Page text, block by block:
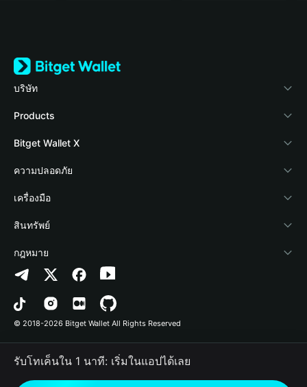
บริษัท
เกี่ยวกับ Bitget Wallet
Blog
Academy
ข่าวสารด้านคริปโต
ศูนย์ช่วยเหลือ
ติดต่อเรา
ทรัพยากรข้อมูลของแบรนด์
อาชีพ
Products
Crypto Card
Stablecoin Earn
Payfi Crypto
Crypto Swap API
Altcoin Season Index
Prediction Markets
DApp
RWA
Bitget Wallet X
นักพัฒนา
เชื่อมต่อ Wallet
Bitget Wallet Pay
ลิสต์โปรเจกต์
ความปลอดภัย
Protection Fund
เทคโนโลยีความปลอดภัย
เครื่องมือ
ซื้อคริปโต
การตรวจจับการอนุญาต
การตรวจจับสัญญา
การโอนเป็นชุด
สินทรัพย์
Arbitrum
Avalanche
Bitcoin
Polygon
กฎหมาย
นโยบายความเป็นส่วนตัว
ข้อตกลงในการใช้บริการ
© 2018-2026 Bitget Wallet All Rights Reserved
รับโทเค็นใน 1 นาที: เริ่มในแอปได้เลย